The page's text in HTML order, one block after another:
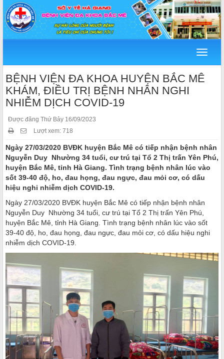
Menu
BỆNH VIỆN ĐA KHOA HUYỆN BẮC MÊ
KHÁM, ĐIỀU TRỊ BỆNH NHÂN NGHI
NHIỄM DỊCH COVID-19
Được đăng Thứ Bảy 16/09/2023
Lượt xem: 718
Ngày 27/03/2020 BVĐK huyện Bắc Mê có tiếp nhận bệnh nhân
Nguyễn Duy Nhường 34 tuổi, cư trú tại Tổ 2 Thị trấn Yên Phú,
huyện Bắc Mê, tỉnh Hà Giang. Tình trạng bệnh nhân lúc vào
sốt 39-40 độ, ho, đau họng, đau ngực, đau mỏi cơ, có dấu
hiệu nghi nhiễm dịch COVID-19.
Ngày 27/03/2020 BVĐK huyện Bắc Mê có tiếp nhận bệnh nhân
Nguyễn Duy Nhường 34 tuổi, cư trú tại Tổ 2 Thị trấn Yên Phú,
huyện Bắc Mê, tỉnh Hà Giang. Tình trạng bệnh nhân lúc vào sốt
39-40 độ, ho, đau họng, đau ngực, đau mỏi cơ, có dấu hiệu nghi
nhiễm dịch COVID-19.